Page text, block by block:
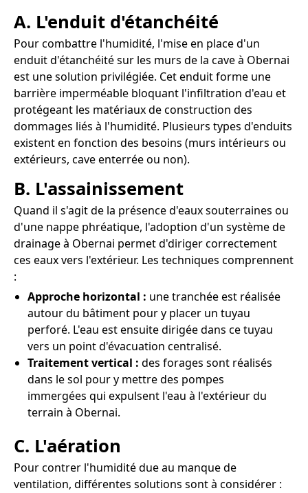
A. L'enduit d'étanchéité
Pour combattre l'humidité, l'mise en place d'un
enduit d'étanchéité sur les murs de la cave à Obernai
est une solution privilégiée. Cet enduit forme une
barrière imperméable bloquant l'infiltration d'eau et
protégeant les matériaux de construction des
dommages liés à l'humidité. Plusieurs types d'enduits
existent en fonction des besoins (murs intérieurs ou
extérieurs, cave enterrée ou non).
B. L'assainissement
Quand il s'agit de la présence d'eaux souterraines ou
d'une nappe phréatique, l'adoption d'un système de
drainage à Obernai permet d'diriger correctement
ces eaux vers l'extérieur. Les techniques comprennent
:
Approche horizontal : une tranchée est réalisée
autour du bâtiment pour y placer un tuyau
perforé. L'eau est ensuite dirigée dans ce tuyau
vers un point d'évacuation centralisé.
Traitement vertical : des forages sont réalisés
dans le sol pour y mettre des pompes
immergées qui expulsent l'eau à l'extérieur du
terrain à Obernai.
C. L'aération
Pour contrer l'humidité due au manque de
ventilation, différentes solutions sont à considérer :